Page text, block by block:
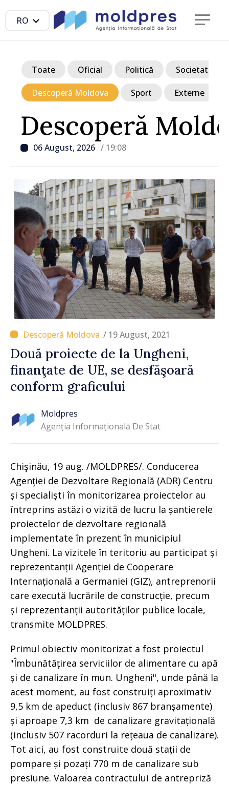
RO
Descoperă
06 August, 2026 / 19:08
Toate Oficial Politică Societate
Descoperă Moldova Sport Externe
/ 19 August, 2021
Două proiecte de la Ungheni,
finanţate de UE, se desfăşoară
conform graficului
Moldpres
Agenția Informațională De Stat
Chişinău, 19 aug. /MOLDPRES/. Conducerea
Agenţiei de Dezvoltare Regională (ADR) Centru
și specialiști în monitorizarea proiectelor au
întreprins astăzi o vizită de lucru la șantierele
proiectelor de dezvoltare regională
implementate în prezent în municipiul
Ungheni. La vizitele în teritoriu au participat și
reprezentanții Agenției de Cooperare
Internațională a Germaniei (GIZ), antreprenorii
care execută lucrările de construcție, precum
și reprezentanții autorităților publice locale,
transmite MOLDPRES.
Primul obiectiv monitorizat a fost proiectul
"Îmbunătățirea serviciilor de alimentare cu apă
și de canalizare în mun. Ungheni", unde până la
acest moment, au fost construiți aproximativ
9,5 km de apeduct (inclusiv 867 branșamente)
și aproape 7,3 km de canalizare gravitațională
(inclusiv 507 racorduri la rețeaua de canalizare).
Tot aici, au fost construite două stații de
pompare și pozați 770 m de canalizare sub
presiune. Valoarea contractului de antrepriză